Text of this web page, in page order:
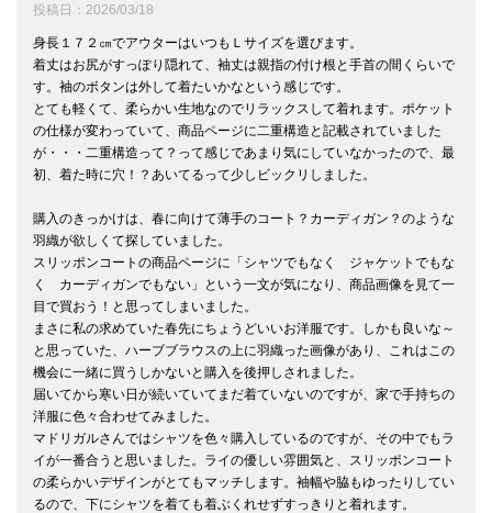
投稿日 2026/03/18
身長１７２㎝でアウターはいつもＬサイズを選びます。
着丈はお尻がすっぽり隠れて、袖丈は親指の付け根と手首の間くらいで
す。袖のボタンは外して着たいかなという感じです。
とても軽くて、柔らかい生地なのでリラックスして着れます。ポケット
の仕様が変わっていて、商品ページに二重構造と記載されていました
が・・・二重構造って？って感じであまり気にしていなかったので、最
初、着た時に穴！？あいてるって少しビックリしました。
購入のきっかけは、春に向けて薄手のコート？カーディガン？のような
羽織が欲しくて探していました。
スリッポンコートの商品ページに「シャツでもなく　ジャケットでもな
く　カーディガンでもない」という一文が気になり、商品画像を見て一
目で買おう！と思ってしまいました。
まさに私の求めていた春先にちょうどいいお洋服です。しかも良いな～
と思っていた、ハーブブラウスの上に羽織った画像があり、これはこの
機会に一緒に買うしかないと購入を後押しされました。
届いてから寒い日が続いていてまだ着ていないのですが、家で手持ちの
洋服に色々合わせてみました。
マドリガルさんではシャツを色々購入しているのですが、その中でもラ
イが一番合うと思いました。ライの優しい雰囲気と、スリッポンコート
の柔らかいデザインがとてもマッチします。袖幅や脇もゆったりしてい
るので、下にシャツを着ても着ぶくれせずすっきりと着れます。